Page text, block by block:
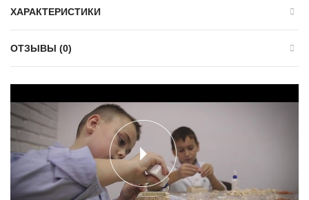
ХАРАКТЕРИСТИКИ
ОТЗЫВЫ (0)